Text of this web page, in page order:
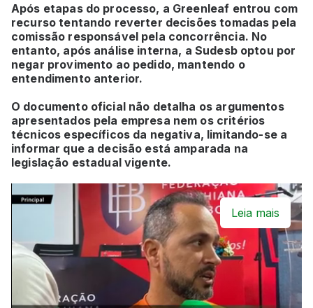
Após etapas do processo, a Greenleaf entrou com
recurso tentando reverter decisões tomadas pela
comissão responsável pela concorrência. No
entanto, após análise interna, a Sudesb optou por
negar provimento ao pedido, mantendo o
entendimento anterior.
O documento oficial não detalha os argumentos
apresentados pela empresa nem os critérios
técnicos específicos da negativa, limitando-se a
informar que a decisão está amparada na
legislação estadual vigente.
Leia mais